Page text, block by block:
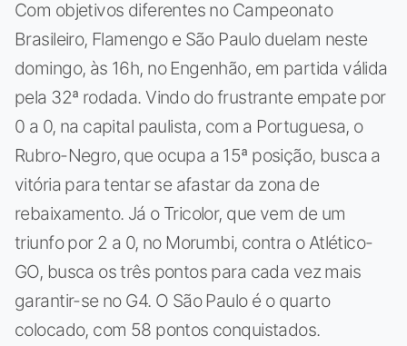
Com objetivos diferentes no Campeonato
Brasileiro, Flamengo e São Paulo duelam neste
domingo, às 16h, no Engenhão, em partida válida
pela 32ª rodada. Vindo do frustrante empate por
0 a 0, na capital paulista, com a Portuguesa, o
Rubro-Negro, que ocupa a 15ª posição, busca a
vitória para tentar se afastar da zona de
rebaixamento. Já o Tricolor, que vem de um
triunfo por 2 a 0, no Morumbi, contra o Atlético-
GO, busca os três pontos para cada vez mais
garantir-se no G4. O São Paulo é o quarto
colocado, com 58 pontos conquistados.